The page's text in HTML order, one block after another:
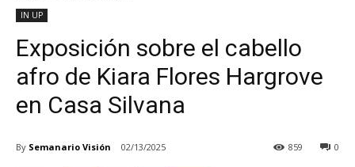
IN UP
Exposición sobre el cabello
afro de Kiara Flores Hargrove
en Casa Silvana
By Semanario Visión 02/13/2025 0
859